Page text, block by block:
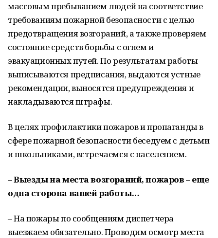
массовым пребыванием людей на соответствие
требованиям пожарной безопасности с целью
предотвращения возгораний, а также проверяем
состояние средств борьбы с огнем и
эвакуационных путей. По результатам работы
выписываются предписания, выдаются устные
рекомендации, выносятся предупреждения и
накладываются штрафы.
В целях профилактики пожаров и пропаганды в
сфере пожарной безопасности беседуем с детьми
и школьниками, встречаемся с населением.
– Выезды на места возгораний, пожаров – еще
одна сторона вашей работы…
– На пожары по сообщениям диспетчера
выезжаем обязательно. Проводим осмотр места